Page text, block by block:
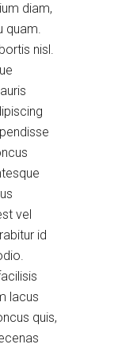
diam,
quam.
nisl.
vel
id
lacus
quis,